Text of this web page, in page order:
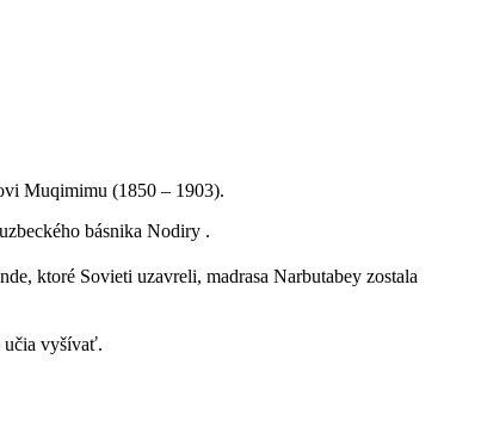
Muqimimu (1850 – 1903).
básnika Nodiry .
ktoré Sovieti uzavreli, madrasa Narbutabey zostala
učia vyšívať.